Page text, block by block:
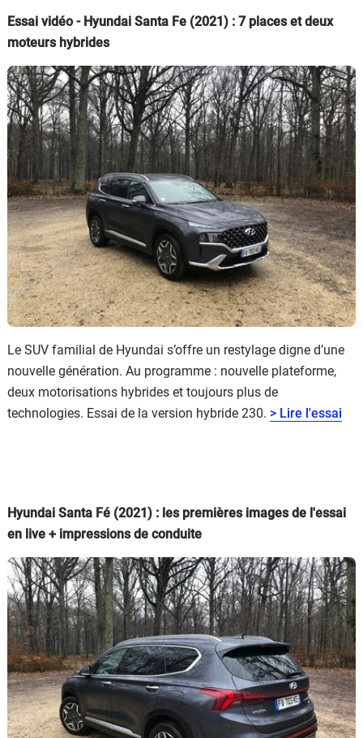
Essai vidéo - Hyundai Santa Fe (2021) : 7 places et deux
moteurs hybrides
Le SUV familial de Hyundai s’offre un restylage digne d’une
nouvelle génération. Au programme : nouvelle plateforme,
deux motorisations hybrides et toujours plus de
technologies. Essai de la version hybride 230. > Lire l'essai
Hyundai Santa Fé (2021) : les premières images de l'essai
en live + impressions de conduite